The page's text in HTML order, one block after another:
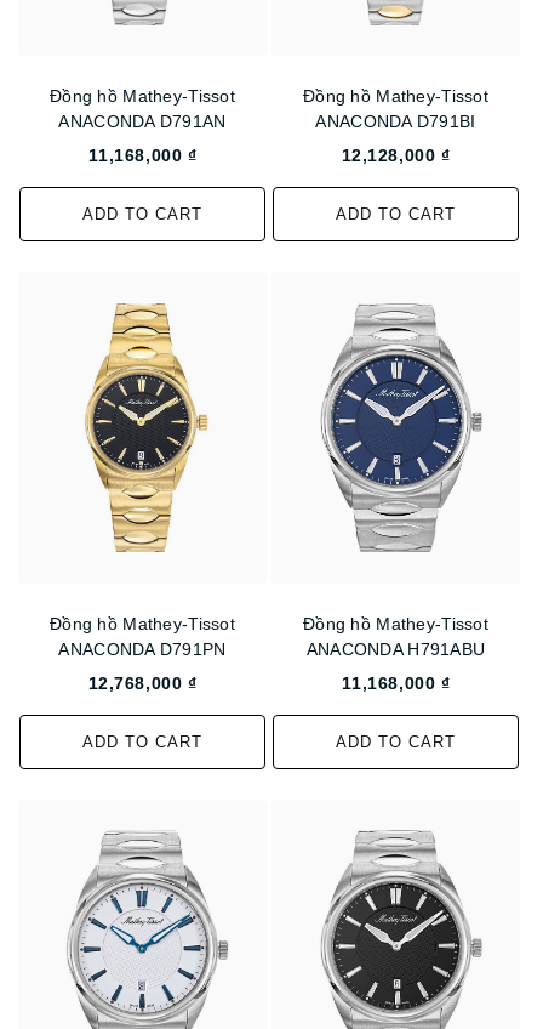
Đồng hồ Mathey-Tissot
ANACONDA D791AN
11,168,000 ₫
ADD TO CART
Đồng hồ Mathey-Tissot
ANACONDA D791BI
12,128,000 ₫
ADD TO CART
Đồng hồ Mathey-Tissot
ANACONDA D791PN
12,768,000 ₫
ADD TO CART
Đồng hồ Mathey-Tissot
ANACONDA H791ABU
11,168,000 ₫
ADD TO CART